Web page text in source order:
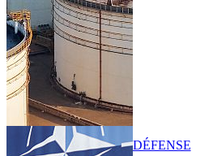
DÉFENSE